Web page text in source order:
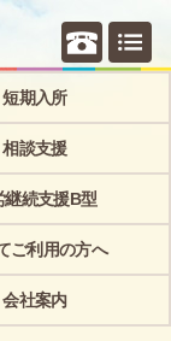
個別相
短期入所
相談支援
継続支援B型
ご利用の方へ
会社案内